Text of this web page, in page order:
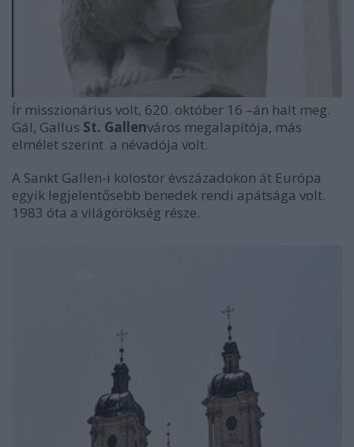
Ír misszionárius volt, 620. október 16 –án halt meg.
Gál, Gallus St. Gallenváros megalapítója, más
elmélet szerint a névadója volt.
A Sankt Gallen-i kolostor évszázadokon át Európa
egyik legjelentősebb benedek rendi apátsága volt.
1983 óta a világörökség része.